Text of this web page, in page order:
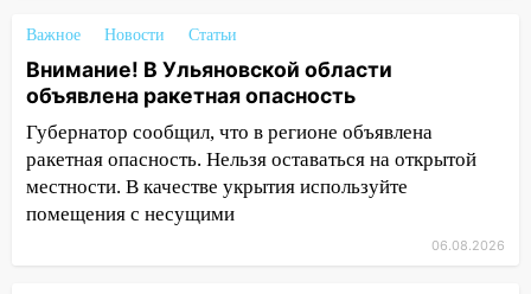
Ульяновске задержали 19-летнюю
сообщницу мошенников
16:12 Едва не перерезал горло: в
Вешкайме посиделки с судимым
знакомым закончились для женщины
больницей
16:06
18-летняя девушка без прав
перевернулась на мопеде и попала в
Важное Новости Статьи
Внимание! В Ульяновской области
объявлена ракетная опасность
Губернатор сообщил, что в регионе объявлена
ракетная опасность. Нельзя оставаться на открытой
местности. В качестве укрытия используйте
помещения с несущими
06.08.2026